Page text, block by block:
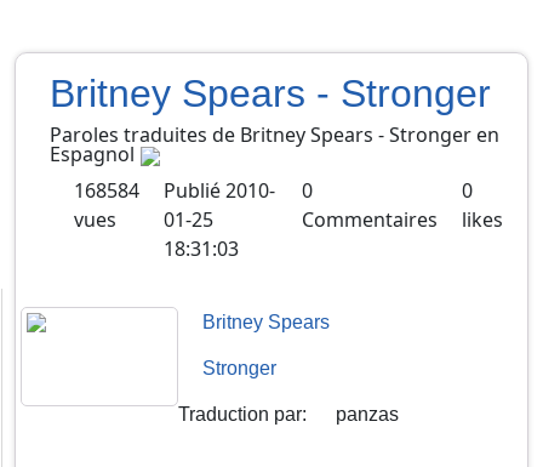
Britney Spears - Stronger
Paroles traduites de Britney Spears -Stronger en
Espagnol
168584
vues
Publié2010-
01-25
18:31:03
0
Commentaires
0
likes
Britney Spears
Stronger
Traduction par: panzas